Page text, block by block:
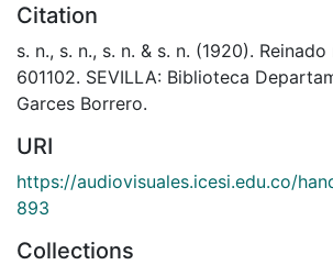
Citation
s. n., s. n., s. n. & s. n. (1920).
601102. SEVILLA: Biblioteca
Garces Borrero.
URI
https://audiovisuales.icesi.edu.co/
893
Collections